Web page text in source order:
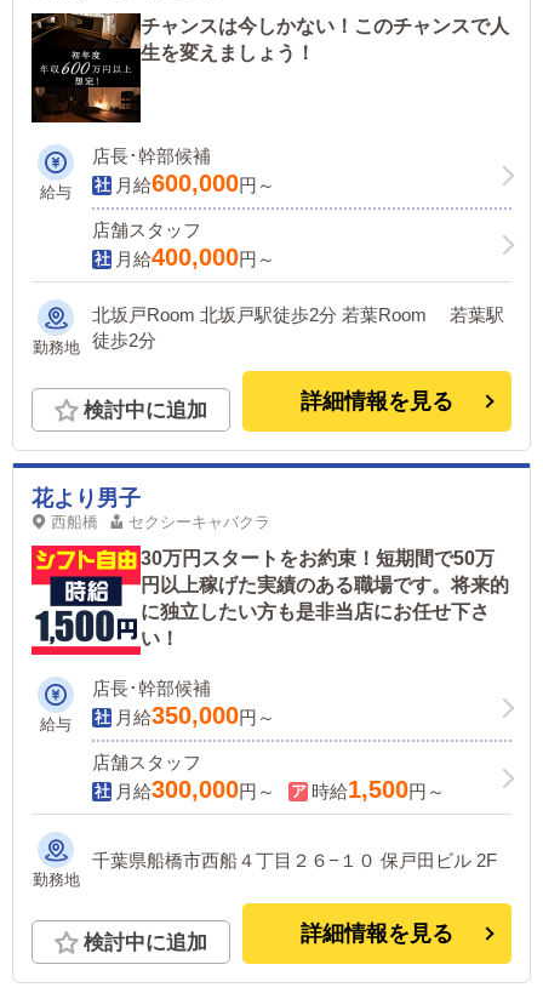
チャンスは今しかない！このチャンスで人
生を変えましょう！
給与
店長･幹部候補
月給600,000円～
店舗スタッフ
月給400,000円～
勤務地
北坂戸Room 北坂戸駅徒歩2分 若葉Room 若葉駅
徒歩2分
検討中に追加 詳細情報を見る
花より男子
西船橋 セクシーキャバクラ
30万円スタートをお約束！短期間で50万
円以上稼げた実績のある職場です。将来的
に独立したい方も是非当店にお任せ下さ
い！
給与
店長･幹部候補
月給350,000円～
店舗スタッフ
月給300,000円～ 時給1,500円～
勤務地
千葉県船橋市西船４丁目２６−１０ 保戸田ビル 2F
検討中に追加 詳細情報を見る